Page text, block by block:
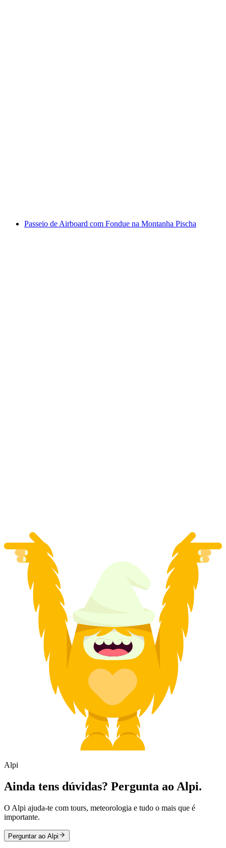
Passeio de Airboard com Fondue na Montanha Pischa
Alpi
Ainda tens dúvidas? Pergunta ao Alpi.
O Alpi ajuda-te com tours, meteorologia e tudo o mais que é
importante.
Perguntar ao Alpi